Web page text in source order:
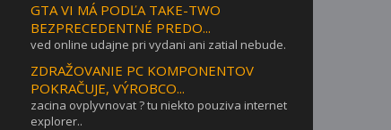
GTA VI MÁ PODĽA TAKE-TWO
BEZPRECEDENTNÉ PREDO...
ved online udajne pri vydani ani zatial nebude.
ZDRAŽOVANIE PC KOMPONENTOV
POKRAČUJE, VÝROBCO...
zacina ovplyvnovat ? tu niekto pouziva internet
explorer..